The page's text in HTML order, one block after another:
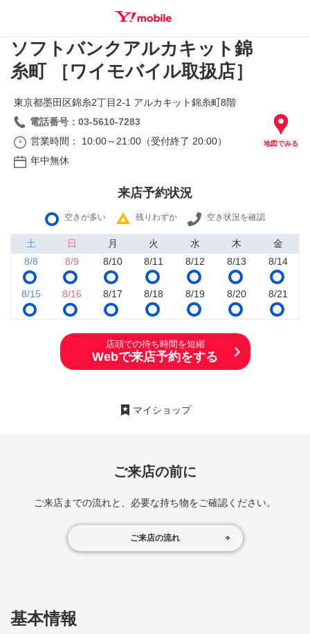
SEARCH
ソフトバンクアルカキット錦
糸町 ［ワイモバイル取扱店］
地図でみる
東京都墨田区錦糸2丁目2‐1 アルカキット錦糸町8階
電話番号：03-5610-7283
営業時間： 10:00～21:00（受付終了 20:00）
年中無休
来店予約状況
空きが多い 残りわずか 空き状況を確認
土 日 月 火 水 木
金
8/8
8/9 8/10 8/11 8/12 8/13 8/14
8/15 8/16 8/17 8/18 8/19 8/20 8/21
店頭での待ち時間を短縮
Webで来店予約をする
マイショップ
ご来店の前に
ご来店までの流れと、必要な持ち物をご確認ください。
ご来店の流れ
基本情報